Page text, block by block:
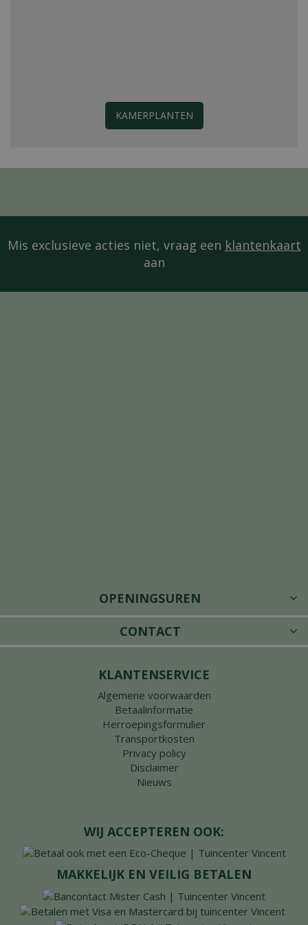
KAMERPLANTEN
Mis exclusieve acties niet, vraag een klantenkaart
aan
OPENINGSUREN
CONTACT
KLANTENSERVICE
Algemene voorwaarden
Betaalinformatie
Herroepingsformulier
Transportkosten
Privacy policy
Disclaimer
Nieuws
WIJ ACCEPTEREN OOK:
MAKKELIJK EN VEILIG BETALEN